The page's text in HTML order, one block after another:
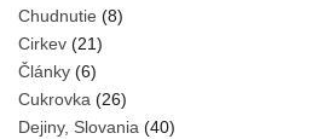
Chudnutie (8)
Cirkev (21)
Články (6)
Cukrovka (26)
Dejiny, Slovania (40)